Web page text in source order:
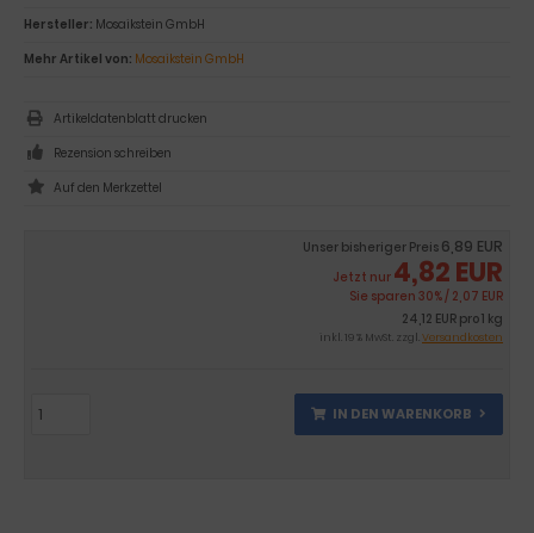
Unser bisheriger Preis 6,89 EUR
Jetzt nur 4,82 EUR
Sie sparen 30% / 2,07 EUR
24,12 EUR pro 1 kg
inkl. 19 % MwSt. zzgl.Versandkosten
IN DEN WARENKORB
Hersteller: Mosaikstein GmbH
Mehr Artikel von: Mosaikstein GmbH
Artikeldatenblatt drucken
Rezension schreiben